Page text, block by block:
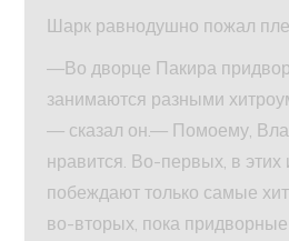
Шарк равнодушно пожал
—Во дворце Пакира
занимаются разными
— сказал он.— Помоему,
нравится. Во-первых, в этих
побеждают только самые
во-вторых, пока